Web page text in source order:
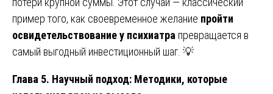
пример того, как своевременное желание пройти
освидетельствование у психиатра превращается в
самый выгодный инвестиционный шаг. 💡
Глава 5. Научный подход: Методики, которые